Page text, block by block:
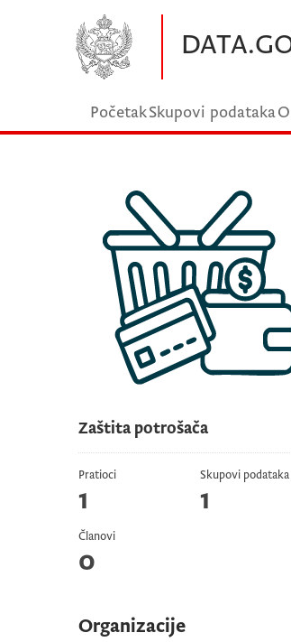
PočetakSkupovi podataka
Zaštita potrošača
Pratioci
1
Skupovi podataka
1
Članovi
0
Organizacije